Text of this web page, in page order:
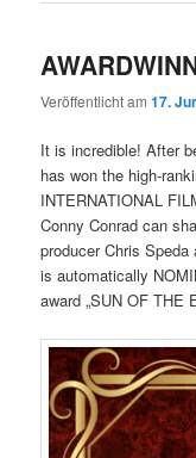
Veröffentlicht am17.
It is incredible! After
has won the high-
INTERNATIONAL
Conny Conrad can
producer Chris
is automatically
award „SUN OF THE